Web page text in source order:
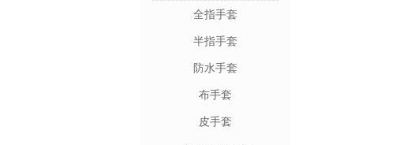
全指手套
半指手套
防水手套
布手套
皮手套